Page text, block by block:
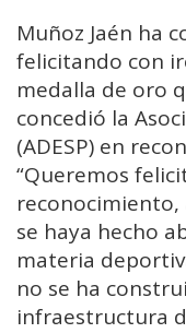
Muñoz Jaén ha
felicitando con
medalla de oro
concedió la
(ADESP) en
“Queremos
reconocimiento,
se haya hecho
materia
no se ha
infraestructura